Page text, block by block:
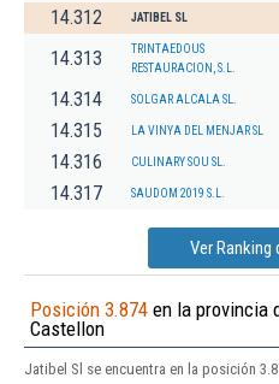
14.312 JATIBEL SL
14.313
TRINTAEDOUS
RESTAURACION, S.L.
14.314 SOLGAR ALCALA SL.
14.315 LA VINYA DEL MENJAR SL
14.316 CULINARY SOU SL.
14.317 SAUDOM 2019 S.L.
Ver Ranking
Posición 3.874 en la provincia
Castellon
Jatibel Sl se encuentra en la posición